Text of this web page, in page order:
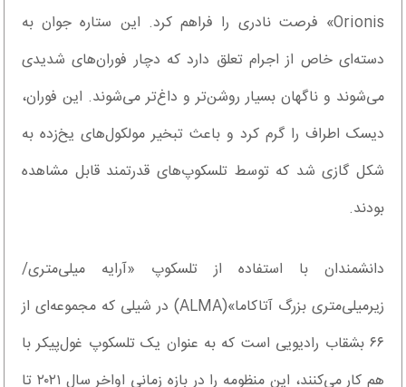
Orionis» فرصت نادری را فراهم کرد. این ستاره جوان به
دسته‌ای خاص از اجرام تعلق دارد که دچار فوران‌های شدیدی
می‌شوند و ناگهان بسیار روشن‌تر و داغ‌تر می‌شوند. این فوران،
دیسک اطراف را گرم کرد و باعث تبخیر مولکول‌های یخ‌زده به
شکل گازی شد که توسط تلسکوپ‌های قدرتمند قابل مشاهده
بودند.
دانشمندان با استفاده از تلسکوپ «آرایه میلی‌متری/
زیرمیلی‌متری بزرگ آتاکاما»(ALMA) در شیلی که مجموعه‌ای از
۶۶ بشقاب رادیویی است که به عنوان یک تلسکوپ غول‌پیکر با
هم کار می‌کنند، این منظومه را در بازه زمانی اواخر سال ۲۰۲۱ تا